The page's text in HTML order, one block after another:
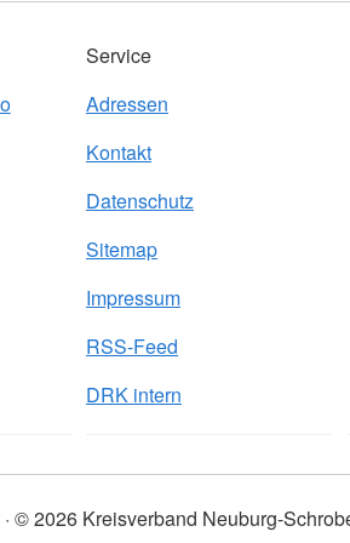
Service
Adressen
Kontakt
Datenschutz
Sitemap
Impressum
RSS-Feed
DRK intern
© 2026 Kreisverband Neuburg-